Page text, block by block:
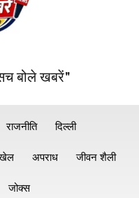
बोले खबरें"
राजनीति दिल्ली
अपराध जीवन शैली
जोक्स